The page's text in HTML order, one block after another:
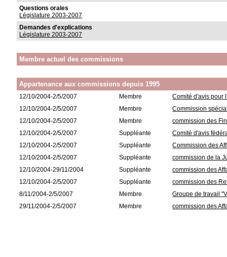
Questions orales
Législature 2003-2007
Demandes d'explications
Législature 2003-2007
Membre actuel des commissions
Appartenance aux commissions depuis 1995
12/10/2004-2/5/2007 Membre
Comité d'avis pour
12/10/2004-2/5/2007
Membre
Commission
12/10/2004-2/5/2007
Membre
commission des
12/10/2004-2/5/2007
Suppléante
Comité d'avis
12/10/2004-2/5/2007
Suppléante
Commission des
12/10/2004-2/5/2007
Suppléante
commission de la
12/10/2004-29/11/2004
Suppléante
commission des
12/10/2004-2/5/2007
Suppléante
commission des
8/11/2004-2/5/2007
Membre
Groupe de travail
29/11/2004-2/5/2007
Membre commission des